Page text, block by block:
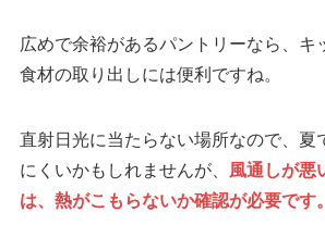
広めで余裕があるパントリーなら、キ
食材の取り出しには便利ですね。
直射日光に当たらない場所なので、夏
にくいかもしれませんが、
風通しが悪
は、熱がこもらないか確認が必要です。